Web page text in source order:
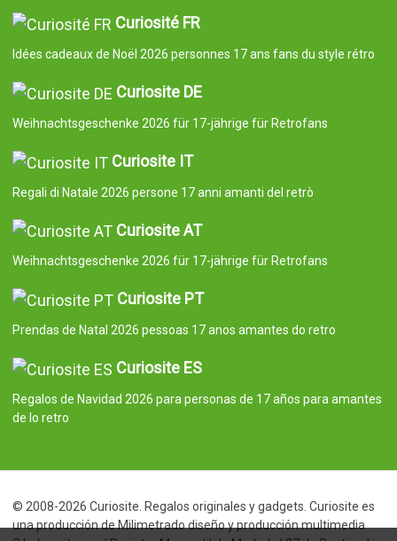
Curiosité FR
Idées cadeaux de Noël 2026 personnes 17 ans fans du style rétro
Curiosite DE
Weihnachtsgeschenke 2026 für 17-jährige für Retrofans
Curiosite IT
Regali di Natale 2026 persone 17 anni amanti del retrò
Curiosite AT
Weihnachtsgeschenke 2026 für 17-jährige für Retrofans
Curiosite PT
Prendas de Natal 2026 pessoas 17 anos amantes do retro
Curiosite ES
Regalos de Navidad 2026 para personas de 17 años para amantes
de lo retro
© 2008-2026 Curiosite. Regalos originales y gadgets. Curiosite es
una producción de Milimetrado diseño y producción multimedia